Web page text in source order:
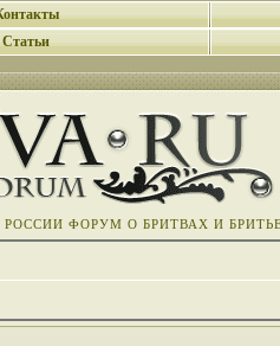
Статьи
ФОРУМ О БРИТВАХ И